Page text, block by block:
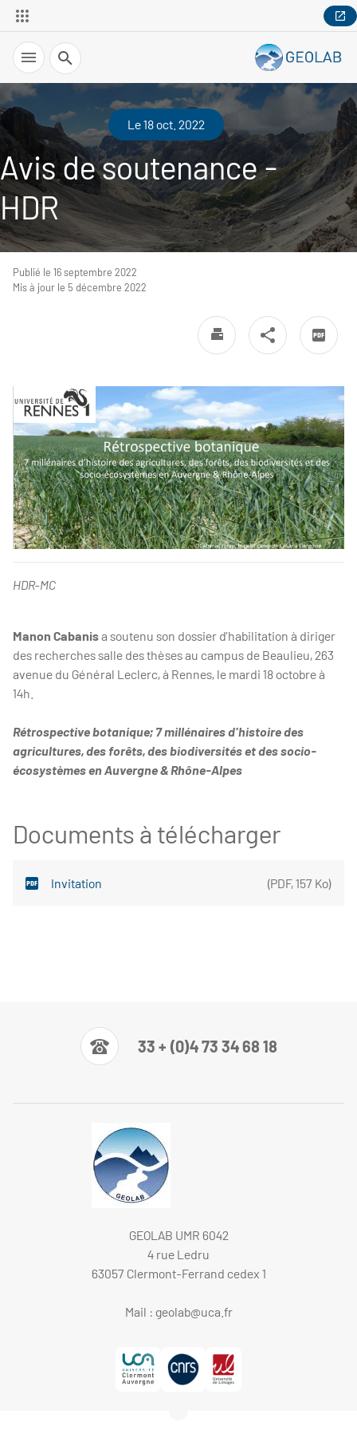
Recherche
Le 18 oct. 2022
Avis de soutenance -
HDR
Publié le 16 septembre 2022
Mis à jour le 5 décembre 2022
HDR-MC
Manon Cabanisa soutenu son dossier d’habilitation à diriger
des recherches salle des thèses au campus de Beaulieu, 263
avenue du Général Leclerc, à Rennes, le mardi 18 octobre à
14h.
Rétrospective botanique; 7 millénaires d'histoire des
agricultures, des forêts, des biodiversités et des socio-
écosystèmes en Auvergne & Rhône-Alpes
Documents à télécharger
Invitation (PDF,157 Ko)
33 + (0)4 73 34 68 18
GEOLAB UMR 6042
4 rue Ledru
63057 Clermont-Ferrand cedex 1
Mail : geolab@uca.fr